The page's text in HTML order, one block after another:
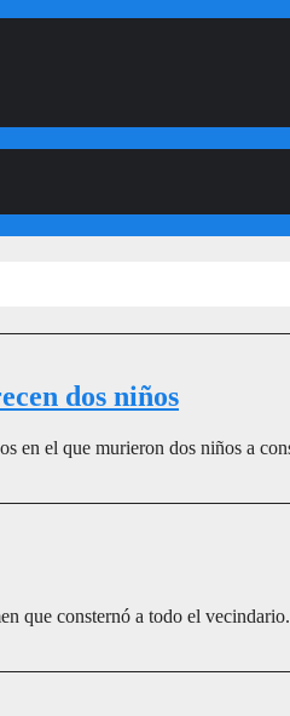
dos niños
el que murieron dos niños a
que consternó a todo el